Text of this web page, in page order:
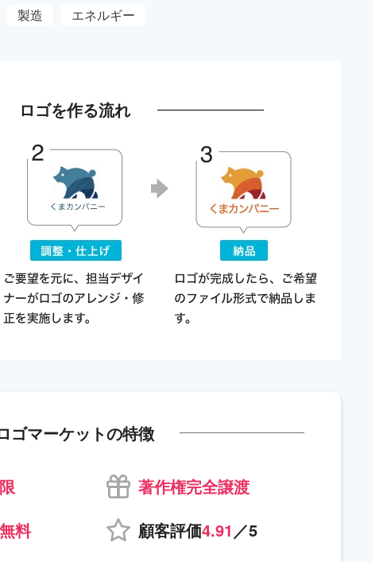
製造 エネルギー
ロゴを作る流れ
ゴマーケットの特徴
著作権完全譲渡
無料 顧客評価4.91 ／5